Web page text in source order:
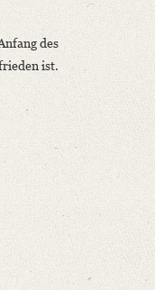
des
ist.